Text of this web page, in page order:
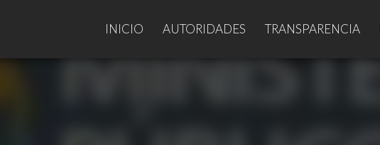
INICIO AUTORIDADES TRANSPARENCIA